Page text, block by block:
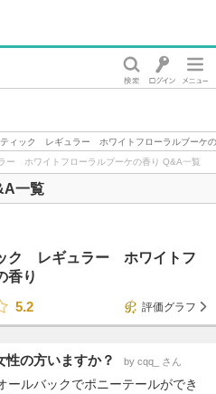
ティック レギュラー ホワイトフローラルブーケ
ー ホワイトフローラルブーケの香り Q&A一覧
一覧
ク レギュラー ホワイトフ
香り
5.2
評価グラフ
の方いますか？ by cqq_ さん
ールバックでポニーテールができ